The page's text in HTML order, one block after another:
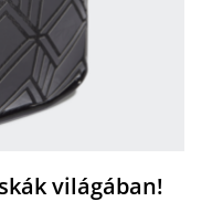
világában!